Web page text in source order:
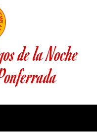
de la Noche